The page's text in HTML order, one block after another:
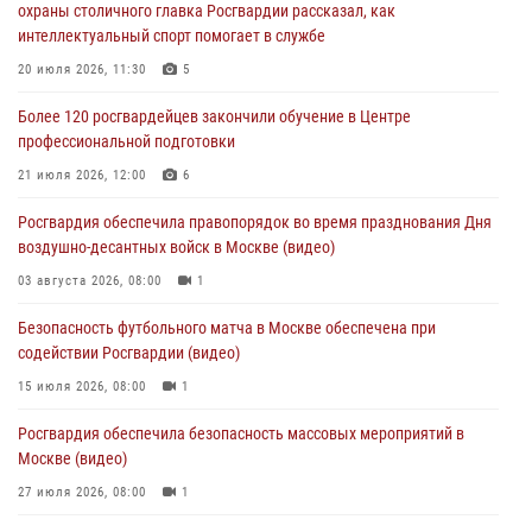
Столичное управление вневедомственной охраны Росгвардии
признано лучшим по итогам полугодия на всероссийском
06 августа 2026, 14:59
Столичные росгвардейцы задержали троих мужчин, устроивших
06 августа 2026, 11:20 1
Охрану общественного порядка и безопасность на футбольном
06 августа 2026, 08:30
охраны столичного главка Росгвардии рассказал, как
интеллектуальный спорт помогает в службе
20 июля 2026, 11:30 5
Более 120 росгвардейцев закончили обучение в Центре
профессиональной подготовки
21 июля 2026, 12:00 6
Росгвардия обеспечила правопорядок во время празднования Дня
воздушно-десантных войск в Москве (видео)
03 августа 2026, 08:00 1
Безопасность футбольного матча в Москве обеспечена при
содействии Росгвардии (видео)
15 июля 2026, 08:00 1
Росгвардия обеспечила безопасность массовых мероприятий в
Москве (видео)
27 июля 2026, 08:00 1